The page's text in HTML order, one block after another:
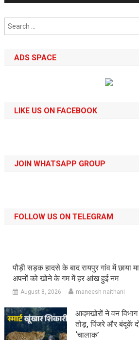
ADS SPACE
LIKE US ON FACEBOOK
JOIN WHATSAPP GROUP
FOLLOW US ON TELEGRAM
पौड़ी सड़क हादसे के बाद रायपुर गांव में छाया
अपनों को खोने के गम में हर आंख हुई नम
August 8, 2026 maneesh naithani
आदमखोरों ने वन
तोड़, पिंजरे और बंदूकें
‘चालाक’